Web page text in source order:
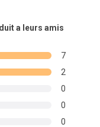
a leurs amis
7
2
0
0
0